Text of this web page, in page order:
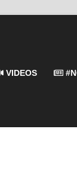
VIDEOS